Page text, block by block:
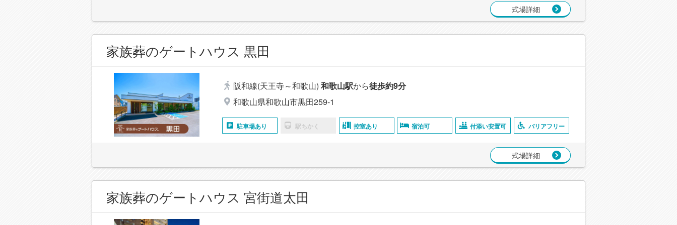
式場詳細
家族葬のゲートハウス 黒田
阪和線(天王寺～和歌山) 和歌山駅から徒歩約9分
和歌山県和歌山市黒田259-1
駐車場あり 駅ちかく 控室あり 宿泊可 付添い安置可 バリアフリー
式場詳細
家族葬のゲートハウス 宮街道太田